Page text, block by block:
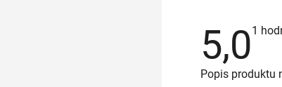
5,0
5,0
1
Popis produktu